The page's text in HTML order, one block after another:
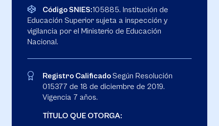
Código SNIES:105885. Institución de
Educación Superior sujeta a inspección y
vigilancia por el Ministerio de Educación
Nacional.
Registro CalificadoSegún Resolución
015377 de 18 de diciembre de 2019.
Vigencia 7 años.
TÍTULO QUE OTORGA: